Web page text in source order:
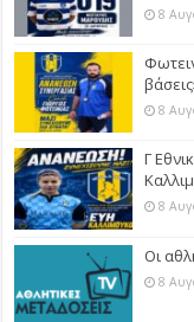
8
8
Γ
8
Οι
8